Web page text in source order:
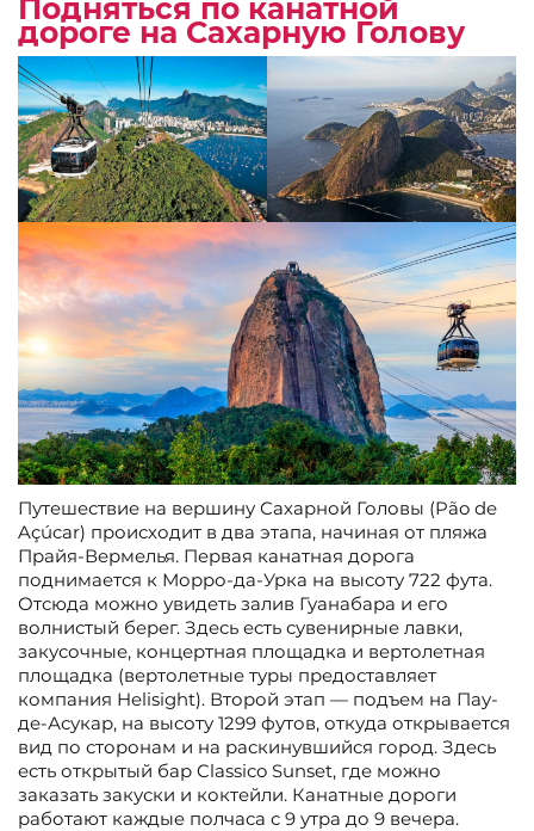
Подняться по канатной
дороге на Сахарную Голову
Путешествие на вершину Сахарной Головы (Pão de
Açúcar) происходит в два этапа, начиная от пляжа
Прайя-Вермелья. Первая канатная дорога
поднимается к Морро-да-Урка на высоту 722 фута.
Отсюда можно увидеть залив Гуанабара и его
волнистый берег. Здесь есть сувенирные лавки,
закусочные, концертная площадка и вертолетная
площадка (вертолетные туры предоставляет
компания Helisight). Второй этап — подъем на Пау-
де-Асукар, на высоту 1299 футов, откуда открывается
вид по сторонам и на раскинувшийся город. Здесь
есть открытый бар Classico Sunset, где можно
заказать закуски и коктейли. Канатные дороги
работают каждые полчаса с 9 утра до 9 вечера.